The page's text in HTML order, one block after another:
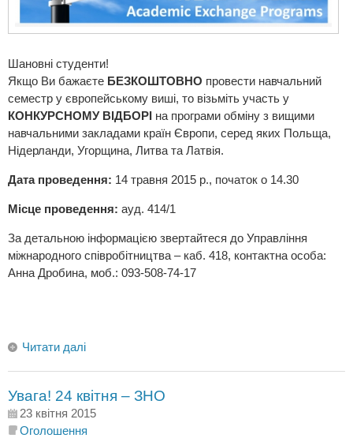
Шановні студенти!
Якщо Ви бажаєте БЕЗКОШТОВНО провести навчальний
семестр у європейському виші, то візьміть участь у
КОНКУРСНОМУ ВІДБОРІ на програми обміну з вищими
навчальними закладами країн Європи, серед яких Польща,
Нідерланди, Угорщина, Литва та Латвія.
Дата проведення: 14 травня 2015 р., початок о 14.30
Місце проведення: ауд. 414/1
За детальною інформацією звертайтеся до Управління
міжнародного співробітництва – каб. 418, контактна особа:
Анна Дробина, моб.: 093-508-74-17
Читати далі
Увага! 24 квітня – ЗНО
23 квітня 2015
Оголошення